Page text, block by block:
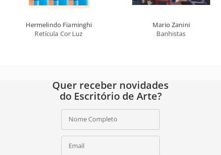
Hermelindo Fiaminghi
Retícula Cor Luz
Mario Zanini
Banhistas
Quer receber novidades
do Escritório de Arte?
Nome Completo
Email